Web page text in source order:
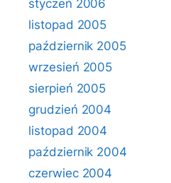
styczeń 2006
listopad 2005
październik 2005
wrzesień 2005
sierpień 2005
grudzień 2004
listopad 2004
październik 2004
czerwiec 2004